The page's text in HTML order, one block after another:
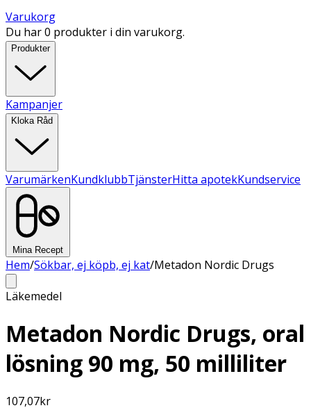
Varukorg
Du har 0 produkter i din varukorg.
Produkter
Kampanjer
Kloka Råd
VarumärkenKundklubbTjänsterHitta apotekKundservice
Mina Recept
Hem/Sökbar, ej köpb, ej kat/Metadon Nordic Drugs
Läkemedel
Metadon Nordic Drugs, oral
lösning 90 mg, 50 milliliter
107,07kr